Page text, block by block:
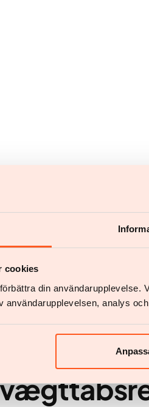
cookies
din användarupplevelse.
användarupplevelsen, analys